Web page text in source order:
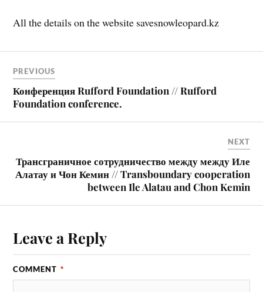
All the details on the website savesnowleopard.kz
PREVIOUS
Конференция Rufford Foundation // Rufford
Foundation conference.
NEXT
Трансграничное сотрудничество между между Иле
Алатау и Чон Кемин // Transboundary cooperation
between Ile Alatau and Chon Kemin
Leave a Reply
COMMENT *